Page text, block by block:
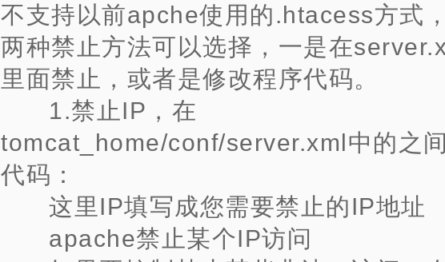
不支持以前apche使用的.htacess方式
两种禁止方法可以选择，一是在
里面禁止，或者是修改程序代码。
1.禁止IP，在
tomcat_home/conf/server.xml中的之
代码：
这里IP填写成您需要禁止的IP地址
apache禁止某个IP访问